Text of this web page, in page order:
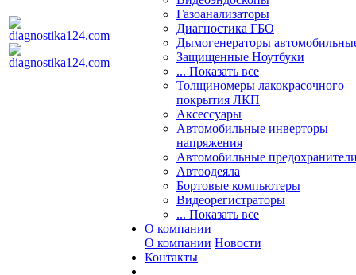
Газоанализаторы
Диагностика ГБО
Дымогенераторы
Защищенные Ноутбуки
... Показать все
Толщиномеры лакокрасочного
покрытия ЛКП
Аксессуары
Автомобильные инверторы
напряжения
Автомобильные
Автоодеяла
Бортовые компьютеры
Видеорегистраторы
... Показать все
О компании
О компании Новости
Контакты